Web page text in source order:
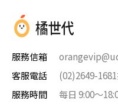
服務信箱
客服電話
(02)2649-
服務時間
每日 9:00～